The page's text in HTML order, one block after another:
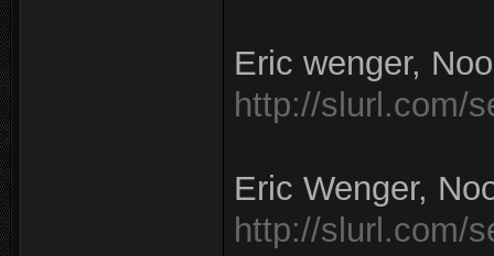
Eric wenger,
http://slurl.com/
Eric Wenger,
http://slurl.com/